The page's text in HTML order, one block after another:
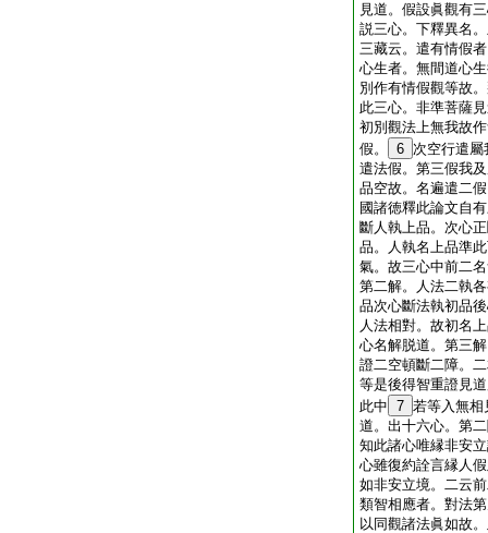
見道。假設眞觀有
説三心。下釋異名
三藏云。遣有情假
心生者。無間道心
別作有情假觀等故
此三心。非準菩薩
初別觀法上無我故
假。
6 次空行遣屬
遣法假。第三假我
品空故。名遍遣二
國諸徳釋此論文自
斷人執上品。次心
品。人執名上品準
氣。故三心中前二
第二解。人法二執
品次心斷法執初品
人法相對。故初名
心名解脱道。第三
證二空頓斷二障。
等是後得智重證見
此中 7 若等入無相
道。出十六心。第
知此諸心唯縁非安
心雖復約詮言縁人
如非安立境。二云
類智相應者。對法
以同觀諸法眞如故